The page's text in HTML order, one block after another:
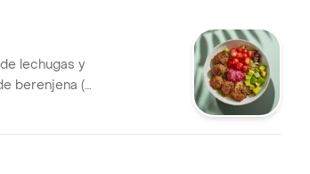
lechugas y
berenjena (5
dip de